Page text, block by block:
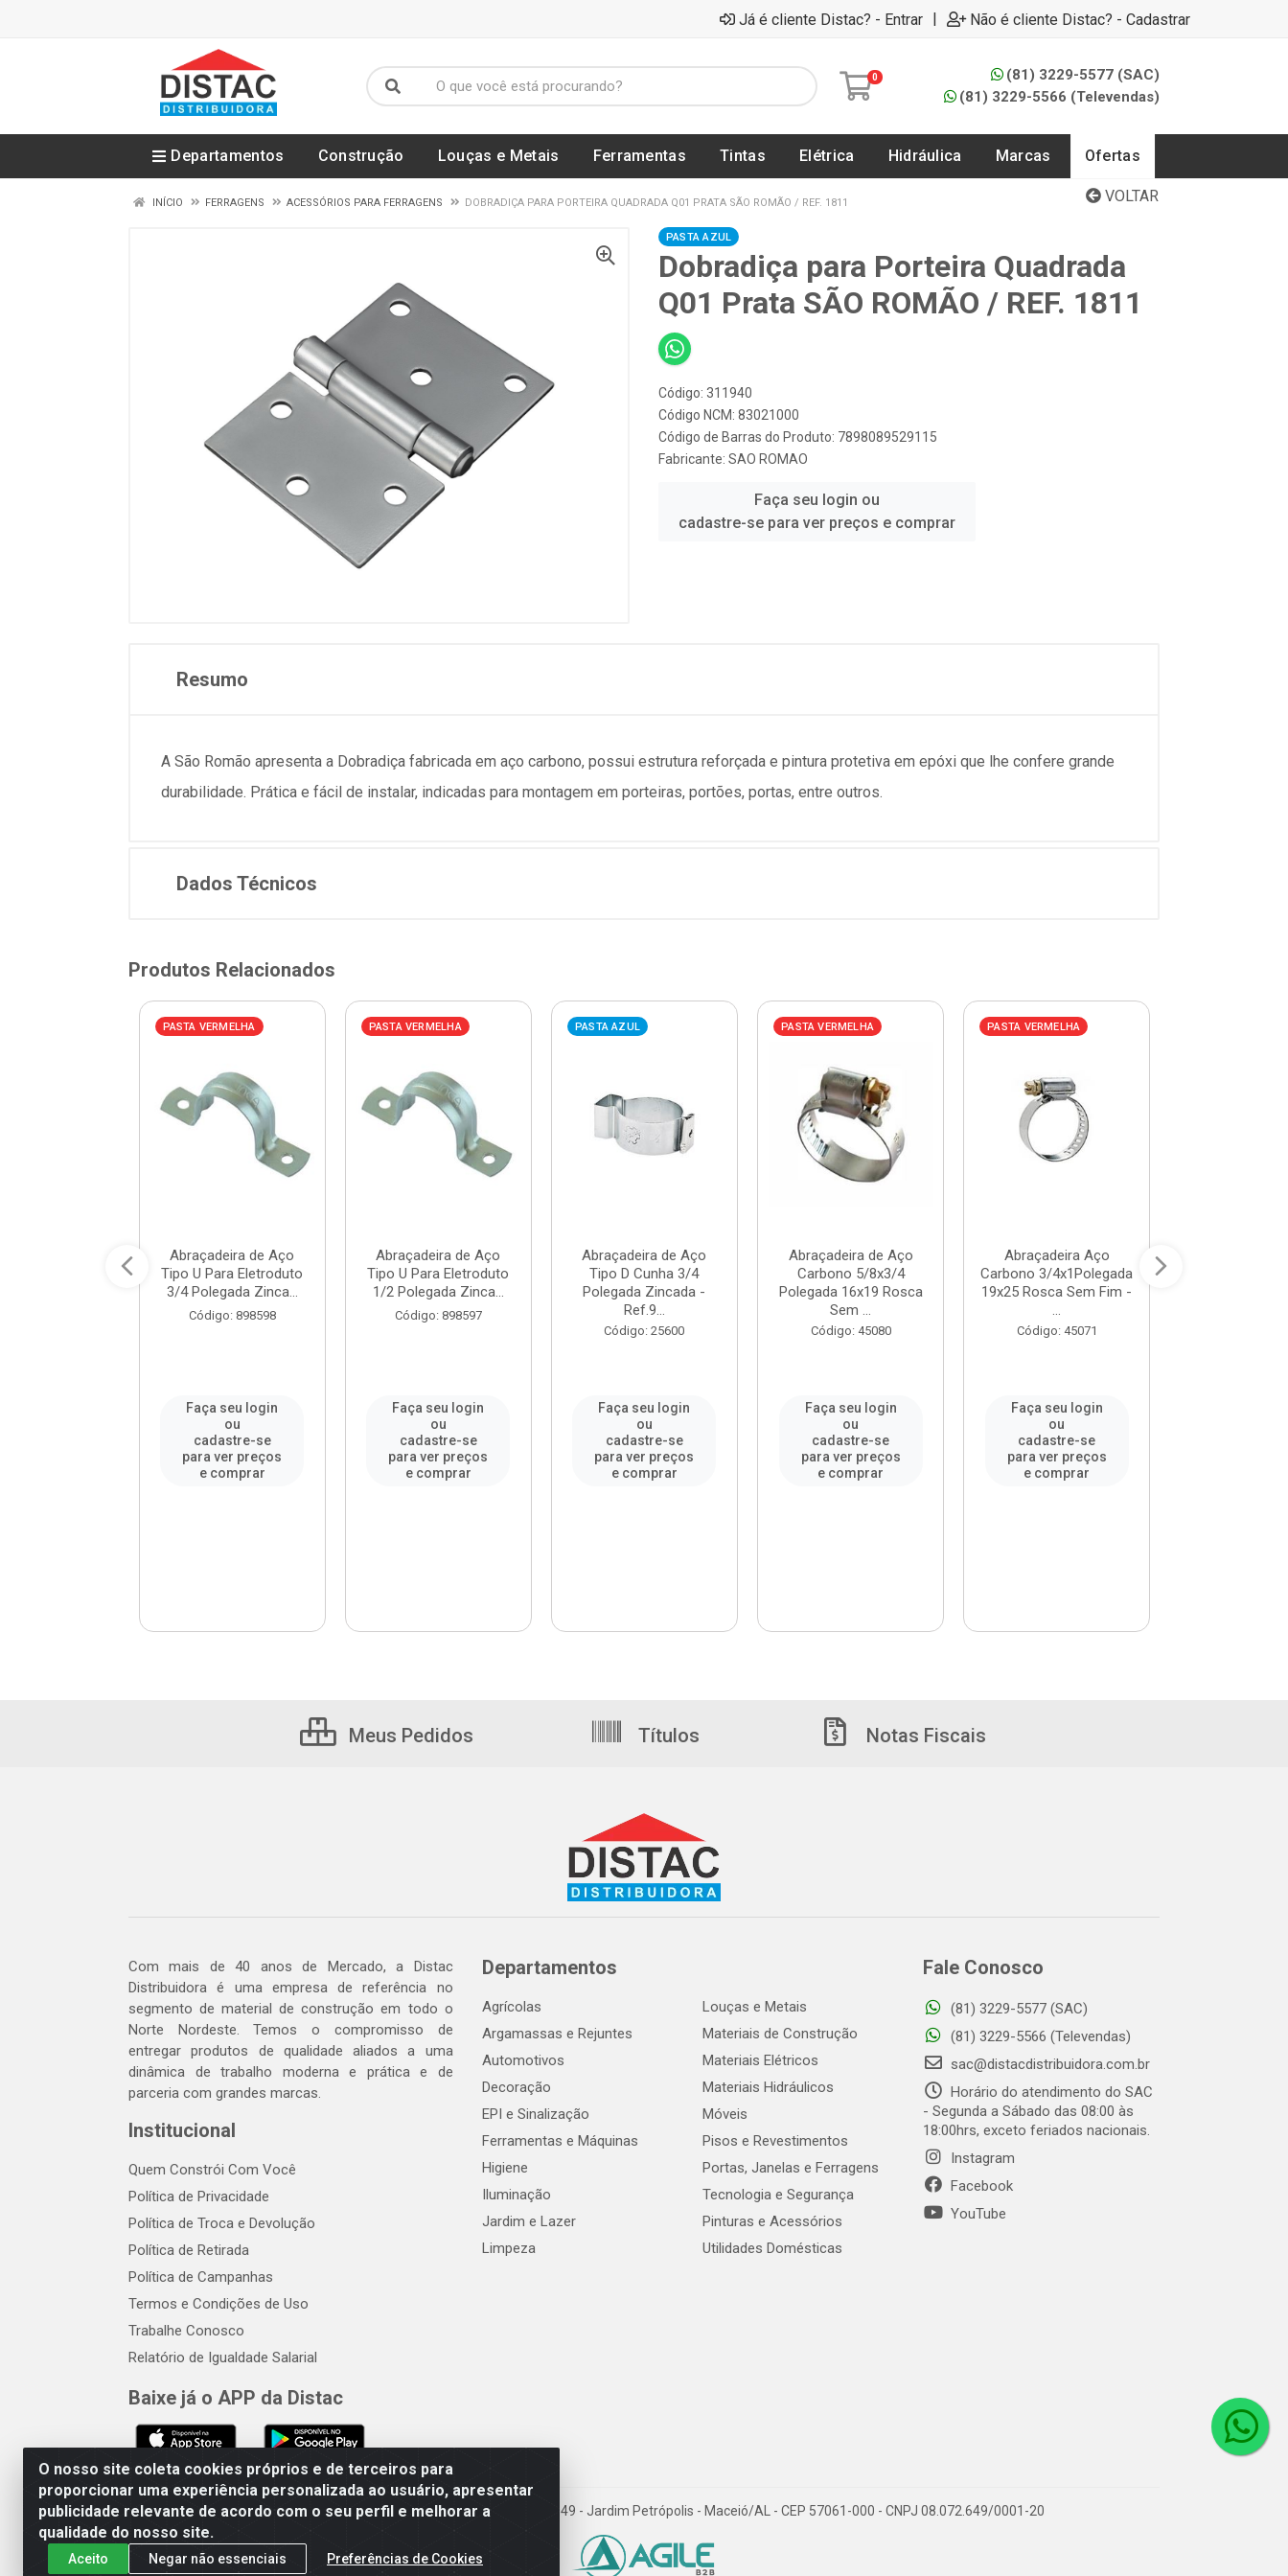
Já é cliente Distac? - Entrar | Não é cliente Distac? - Cadastrar
0
(81) 3229-5577 (SAC)
(81) 3229-5566 (Televendas)
Departamentos Construção Louças e Metais Ferramentas Tintas Elétrica Hidráulica Marcas Ofertas
VOLTAR
INÍCIO FERRAGENS ACESSÓRIOS PARA FERRAGENS DOBRADIÇA PARA PORTEIRA QUADRADA Q01 PRATA SÃO ROMÃO / REF. 1811
PASTA AZUL
Dobradiça para Porteira Quadrada
Q01 Prata SÃO ROMÃO / REF. 1811
Código: 311940
Código NCM: 83021000
Código de Barras do Produto: 7898089529115
Fabricante: SAO ROMAO
Faça seu login ou
cadastre-se para ver preços e comprar
Resumo
A São Romão apresenta a Dobradiça fabricada em aço carbono, possui estrutura reforçada e pintura protetiva em epóxi que lhe confere grande
durabilidade. Prática e fácil de instalar, indicadas para montagem em porteiras, portões, portas, entre outros.
Dados Técnicos
Produtos Relacionados
PASTA VERMELHA
Abraçadeira de Aço
Tipo U Para Eletroduto
3/4 Polegada Zinca...
Código: 898598
Faça seu login
ou
cadastre-se
para ver preços
e comprar
PASTA VERMELHA
Abraçadeira de Aço
Tipo U Para Eletroduto
1/2 Polegada Zinca...
Código: 898597
Faça seu login
ou
cadastre-se
para ver preços
e comprar
PASTA AZUL
Abraçadeira de Aço
Tipo D Cunha 3/4
Polegada Zincada -
Ref.9...
Código: 25600
Faça seu login
ou
cadastre-se
para ver preços
e comprar
PASTA VERMELHA
Abraçadeira de Aço
Carbono 5/8x3/4
Polegada 16x19 Rosca
Sem ...
Código: 45080
Faça seu login
ou
cadastre-se
para ver preços
e comprar
PASTA VERMELHA
Abraçadeira Aço
Carbono 3/4x1Polegada
19x25 Rosca Sem Fim -
...
Código: 45071
Faça seu login
ou
cadastre-se
para ver preços
e comprar
O nosso site coleta cookies próprios e de terceiros para
proporcionar uma experiência personalizada ao usuário, apresentar
publicidade relevante de acordo com o seu perfil e melhorar a
qualidade do nosso site.
Aceito Negar não essenciais Preferências de Cookies
Meus Pedidos Títulos Notas Fiscais
Com mais de 40 anos de Mercado, a Distac
Distribuidora é uma empresa de referência no
segmento de material de construção em todo o
Norte Nordeste. Temos o compromisso de
entregar produtos de qualidade aliados a uma
dinâmica de trabalho moderna e prática e de
parceria com grandes marcas.
Institucional
Quem Constrói Com Você
Política de Privacidade
Política de Troca e Devolução
Política de Retirada
Política de Campanhas
Termos e Condições de Uso
Trabalhe Conosco
Relatório de Igualdade Salarial
Baixe já o APP da Distac
Departamentos
Agrícolas
Argamassas e Rejuntes
Automotivos
Decoração
EPI e Sinalização
Ferramentas e Máquinas
Higiene
Iluminação
Jardim e Lazer
Limpeza
Louças e Metais
Materiais de Construção
Materiais Elétricos
Materiais Hidráulicos
Móveis
Pisos e Revestimentos
Portas, Janelas e Ferragens
Tecnologia e Segurança
Pinturas e Acessórios
Utilidades Domésticas
Fale Conosco
(81) 3229-5577 (SAC)
(81) 3229-5566 (Televendas)
sac@distacdistribuidora.com.br
Horário do atendimento do SAC
- Segunda a Sábado das 08:00 às
18:00hrs, exceto feriados nacionais.
Instagram
Facebook
YouTube
Distac Distribuidora - Av. Durval de Góes Monteiro, 7049 - Jardim Petrópolis - Maceió/AL - CEP 57061-000 - CNPJ 08.072.649/0001-20